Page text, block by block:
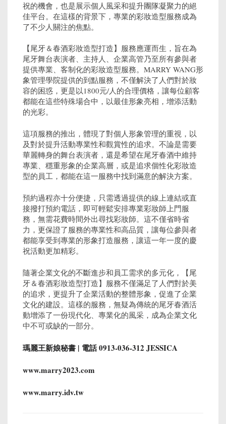
祝的機會，也是展示個人風采和提升團隊凝聚力的絕
佳平台。在這樣的背景下，專業的彩妝造型服務成為
了不少人關注的焦點。
【尾牙＆春酒彩妝造型打造】服務應運而生，旨在為
尾牙舞台表演者、主持人、企業高管乃至所有參與者
提供專業、客制化的彩妝造型服務。MARRY WANG形
象管理學院提供的到點服務，不僅解決了人們對於妝
容的困惑，更是以1800元/人的合理價格，讓每位顧客
都能在這些特殊場合中，以最佳形象亮相，增添活動
的光彩。
這項服務的推出，體現了對個人形象管理的重視，以
及對於提升活動專業性和觀賞性的追求。不論是需要
華麗轉身的舞台表演者，還是希望在尾牙春酒中維持
專業、穩重形象的企業高層，或是追求個性化彩妝造
型的員工，都能在這一服務中找到滿意的解決方案。
預約過程亦十分便捷，只需透過提供的線上連結或直
接撥打預約電話，即可輕鬆安排專業彩妝師上門服
務，無需花費時間外出尋找彩妝師。這不僅省時省
力，更保證了服務的專業性和高品質，讓每位參與者
都能享受到專業的形象打造服務，讓這一年一度的慶
祝活動更加精彩。
隨著企業文化的不斷進步和員工需求的多元化，【尾
牙＆春酒彩妝造型打造】服務不僅滿足了人們對於美
的追求，更提升了企業活動的整體形象，促進了企業
文化的建設。這樣的服務，無疑為傳統的尾牙春酒活
動增添了一份現代化、專業化的風采，成為企業文化
中不可或缺的一部分。
瑪麗王新娘秘書 | 電話 0913-036-312 JESSICA
www.marry2023.com
www.marry.idv.tw